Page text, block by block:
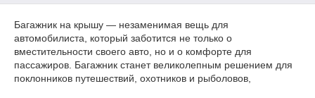
Багажник на крышу — незаменимая вещь для
автомобилиста, который заботится не только о
вместительности своего авто, но и о комфорте для
пассажиров. Багажник станет великолепным решением для
поклонников путешествий, охотников и рыболовов,